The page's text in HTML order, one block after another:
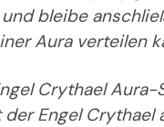
bleibe
Aura verteilen
Crythael Aura-
Engel Crythael